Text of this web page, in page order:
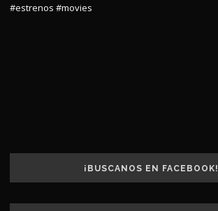
#estrenos #movies
¡BUSCANOS EN FACEBOOK!